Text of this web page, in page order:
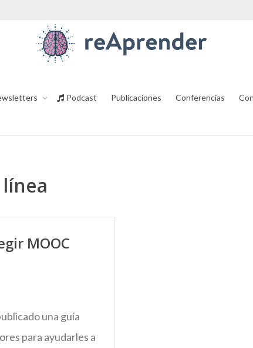
Podcast Publicaciones Conferencias
MOOC
una guía
para ayudarles a